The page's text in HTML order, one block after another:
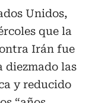
Unidos,
que la
Irán fue
diezmado las
y reducido